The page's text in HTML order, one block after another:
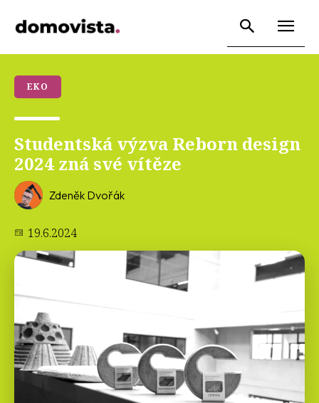
EKO
Studentská výzva Reborn design
2024 zná své vítěze
Zdeněk Dvořák
19.6.2024